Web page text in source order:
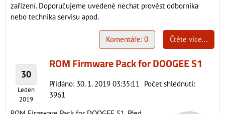
zařízení. Doporučujeme uvedené nechat provést odborníka
nebo technika servisu apod.
Čtěte více...
Komentáře: 0
30
Leden
2019
ROM Firmware Pack for DOOGEE S1
Přidáno: 30. 1. 2019 03:35:11 Počet shlédnutí:
3961